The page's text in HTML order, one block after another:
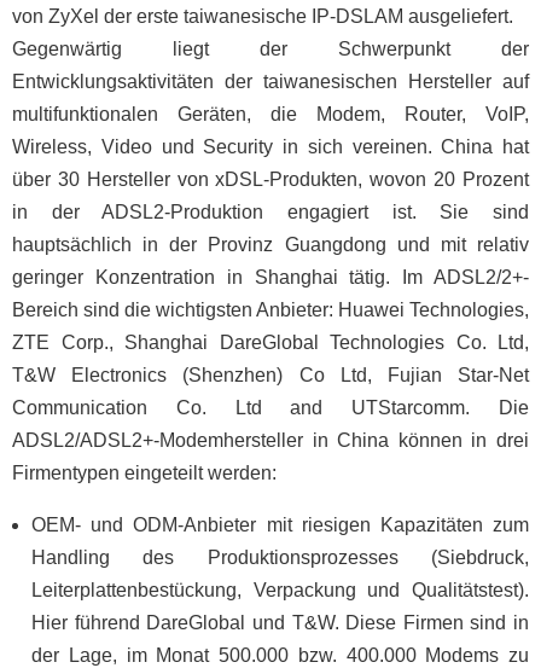
von ZyXel der erste taiwanesische IP-DSLAM ausgeliefert.
Gegenwärtig liegt der Schwerpunkt der
Entwicklungsaktivitäten der taiwanesischen Hersteller auf
multifunktionalen Geräten, die Modem, Router, VoIP,
Wireless, Video und Security in sich vereinen. China hat
über 30 Hersteller von xDSL-Produkten, wovon 20 Prozent
in der ADSL2-Produktion engagiert ist. Sie sind
hauptsächlich in der Provinz Guangdong und mit relativ
geringer Konzentration in Shanghai tätig. Im ADSL2/2+-
Bereich sind die wichtigsten Anbieter: Huawei Technologies,
ZTE Corp., Shanghai DareGlobal Technologies Co. Ltd,
T&W Electronics (Shenzhen) Co Ltd, Fujian Star-Net
Communication Co. Ltd and UTStarcomm. Die
ADSL2/ADSL2+-Modemhersteller in China können in drei
Firmentypen eingeteilt werden:
OEM- und ODM-Anbieter mit riesigen Kapazitäten zum
Handling des Produktionsprozesses (Siebdruck,
Leiterplattenbestückung, Verpackung und Qualitätstest).
Hier führend DareGlobal und T&W. Diese Firmen sind in
der Lage, im Monat 500.000 bzw. 400.000 Modems zu